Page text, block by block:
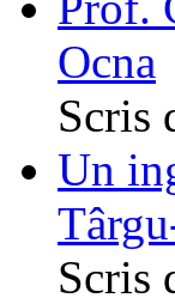
Ocna
Scris
Un
Scris